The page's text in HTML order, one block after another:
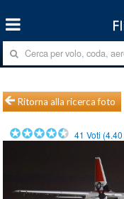
Ritorna alla ricerca foto
41 Voti (4.40